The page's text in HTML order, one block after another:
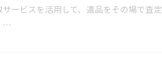
サービスを活用して、遺品をその場で査
…